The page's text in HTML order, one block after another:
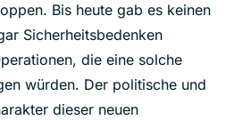
Bis heute gab es keinen
Sicherheitsbedenken
die eine solche
würden. Der politische und
dieser neuen